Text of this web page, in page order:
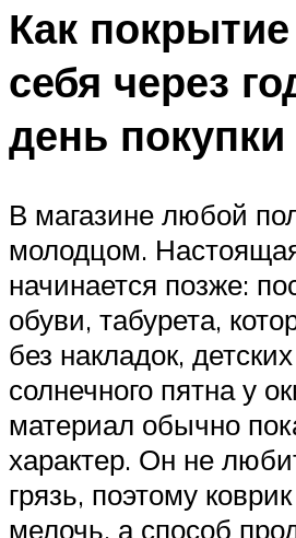
Как
себя через
день покупки
В магазине любой
молодцом.
начинается позже:
обуви, табурета,
без накладок,
солнечного пятна у
материал обычно
характер. Он не
грязь, поэтому
мелочь, а способ